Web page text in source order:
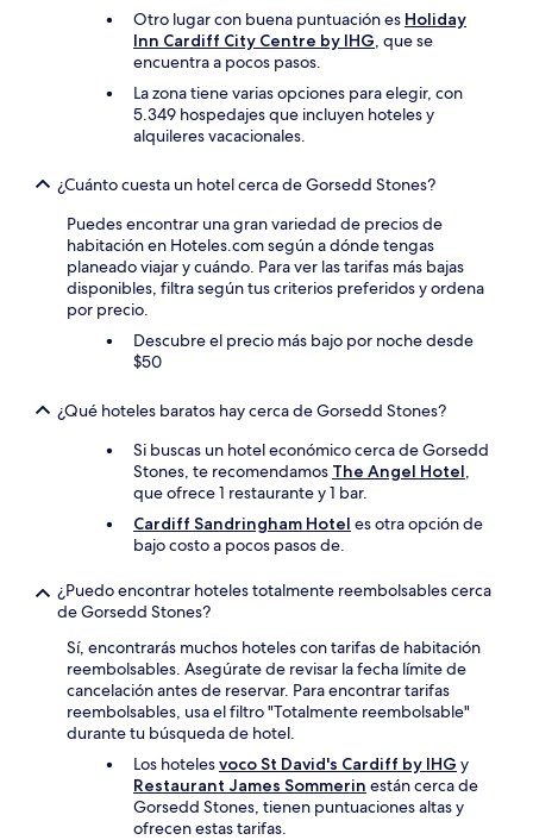
Otro lugar con buena puntuación es Holiday
Inn Cardiff City Centre by IHG, que se
encuentra a pocos pasos.
La zona tiene varias opciones para elegir, con
5.349 hospedajes que incluyen hoteles y
alquileres vacacionales.
¿Cuánto cuesta un hotel cerca de Gorsedd Stones?
Puedes encontrar una gran variedad de precios de
habitación en Hoteles.com según a dónde tengas
planeado viajar y cuándo. Para ver las tarifas más bajas
disponibles, filtra según tus criterios preferidos y ordena
por precio.
Descubre el precio más bajo por noche desde
$50
¿Qué hoteles baratos hay cerca de Gorsedd Stones?
Si buscas un hotel económico cerca de Gorsedd
Stones, te recomendamos The Angel Hotel,
que ofrece 1 restaurante y 1 bar.
Cardiff Sandringham Hotel es otra opción de
bajo costo a pocos pasos de.
¿Puedo encontrar hoteles totalmente reembolsables cerca
de Gorsedd Stones?
Sí, encontrarás muchos hoteles con tarifas de habitación
reembolsables. Asegúrate de revisar la fecha límite de
cancelación antes de reservar. Para encontrar tarifas
reembolsables, usa el filtro "Totalmente reembolsable"
durante tu búsqueda de hotel.
Los hotelesvoco St David's Cardiff by IHG y
Restaurant James Sommerin están cerca de
Gorsedd Stones, tienen puntuaciones altas y
ofrecen estas tarifas.